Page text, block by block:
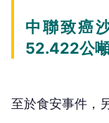
中聯致癌
52.422公
至於食安事件，